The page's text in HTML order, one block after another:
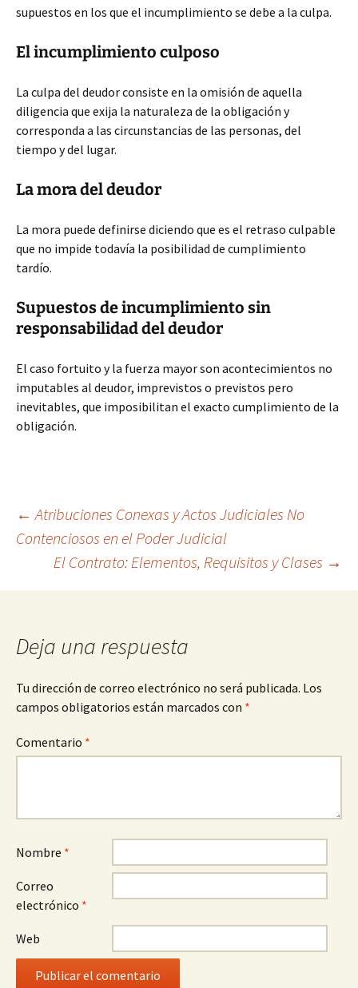
supuestos en los que el incumplimiento se debe a la culpa.
El incumplimiento culposo
La culpa del deudor consiste en la omisión de aquella
diligencia que exija la naturaleza de la obligación y
corresponda a las circunstancias de las personas, del
tiempo y del lugar.
La mora del deudor
La mora puede definirse diciendo que es el retraso culpable
que no impide todavía la posibilidad de cumplimiento
tardío.
Supuestos de incumplimiento sin
responsabilidad del deudor
El caso fortuito y la fuerza mayor son acontecimientos no
imputables al deudor, imprevistos o previstos pero
inevitables, que imposibilitan el exacto cumplimiento de la
obligación.
Navegación
← Atribuciones Conexas y Actos Judiciales No
Contenciosos en el Poder Judicial
El Contrato: Elementos, Requisitos y Clases →
Deja una respuesta
Tu dirección de correo electrónico no será publicada. Los
campos obligatorios están marcados con *
Comentario *
Nombre *
Correo
electrónico *
Web